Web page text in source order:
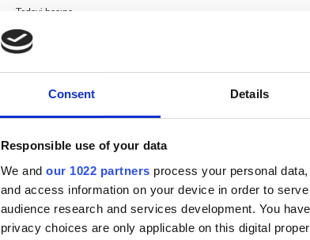
Consent Details
Responsible use of your data
We and our 1022 partners process your personal
and access information on your device in order to
audience research and services development. You
privacy choices are only applicable on this digital
Tedavi başına
HD Diyaliz €200
Diaverum Baix Llobregat Dialysis
Clinic
Barcelona, Spain Şehir merkezine 4.6 km
EHIC Kapsamında GHIC Kapsamında
İkramlar Ücretsiz WiFi TV Ekranları